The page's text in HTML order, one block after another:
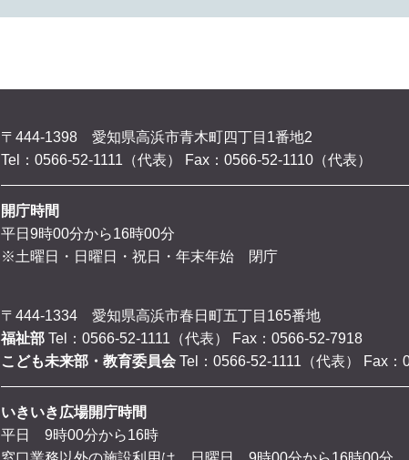
〒444-1398 愛知県高浜市青木町四丁目1番地2
Tel：0566-52-1111（代表）
Fax：0566-52-1110（代表）
開庁時間
平日9時00分から16時00分
※土曜日・日曜日・祝日・年末年始 閉庁
〒444-1334 愛知県高浜市春日町五丁目165番地
福祉部 Tel：0566-52-1111（代表）
Fax：0566-52-7918
こども未来部・教育委員会 Tel：0566-52-1111（代表） Fax：
いきいき広場開庁時間
平日 9時00分から16時